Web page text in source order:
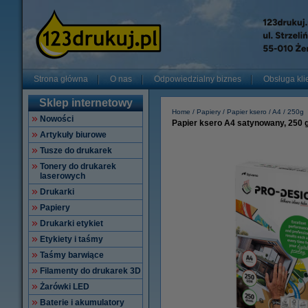
Strona główna O nas Odpowiedzialny biznes Obsługa
Sklep internetowy
Nowości
Artykuły biurowe
Tusze do drukarek
Tonery do drukarek
laserowych
Drukarki
Papiery
Drukarki etykiet
Etykiety i taśmy
Taśmy barwiące
Filamenty do drukarek 3D
Żarówki LED
Baterie i akumulatory
Home Papiery Papier ksero A4 250g
Papier ksero A4 satynowany, 250